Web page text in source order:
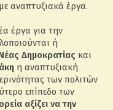
αναπτυξιακά έργα.
έργα για την
ή
Δημοκρατίας και
η αναπτυξιακή
των πολιτών
επίπεδο των
αξίζει να την